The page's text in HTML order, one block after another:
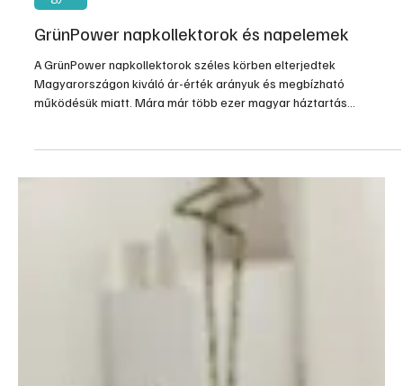
2012. júl. 8.
Egyéb
GrünPower napkollektorok és napelemek
A GrünPower napkollektorok széles körben elterjedtek
működésük miatt. Mára már több ezer magyar háztartás